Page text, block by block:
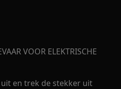
VOOR ELEKTRISCHE
en trek de stekker uit